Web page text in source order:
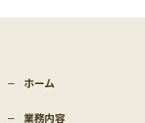
ホーム
業務内容